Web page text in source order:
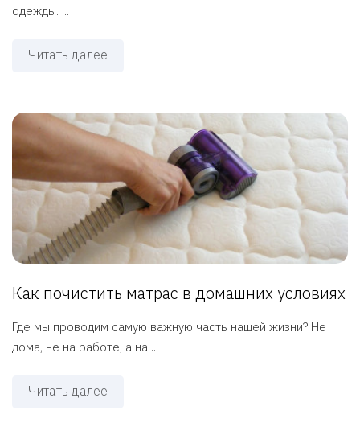
одежды. ...
Читать далее
Как почистить матрас в домашних условиях
Где мы проводим самую важную часть нашей жизни? Не
дома, не на работе, а на ...
Читать далее